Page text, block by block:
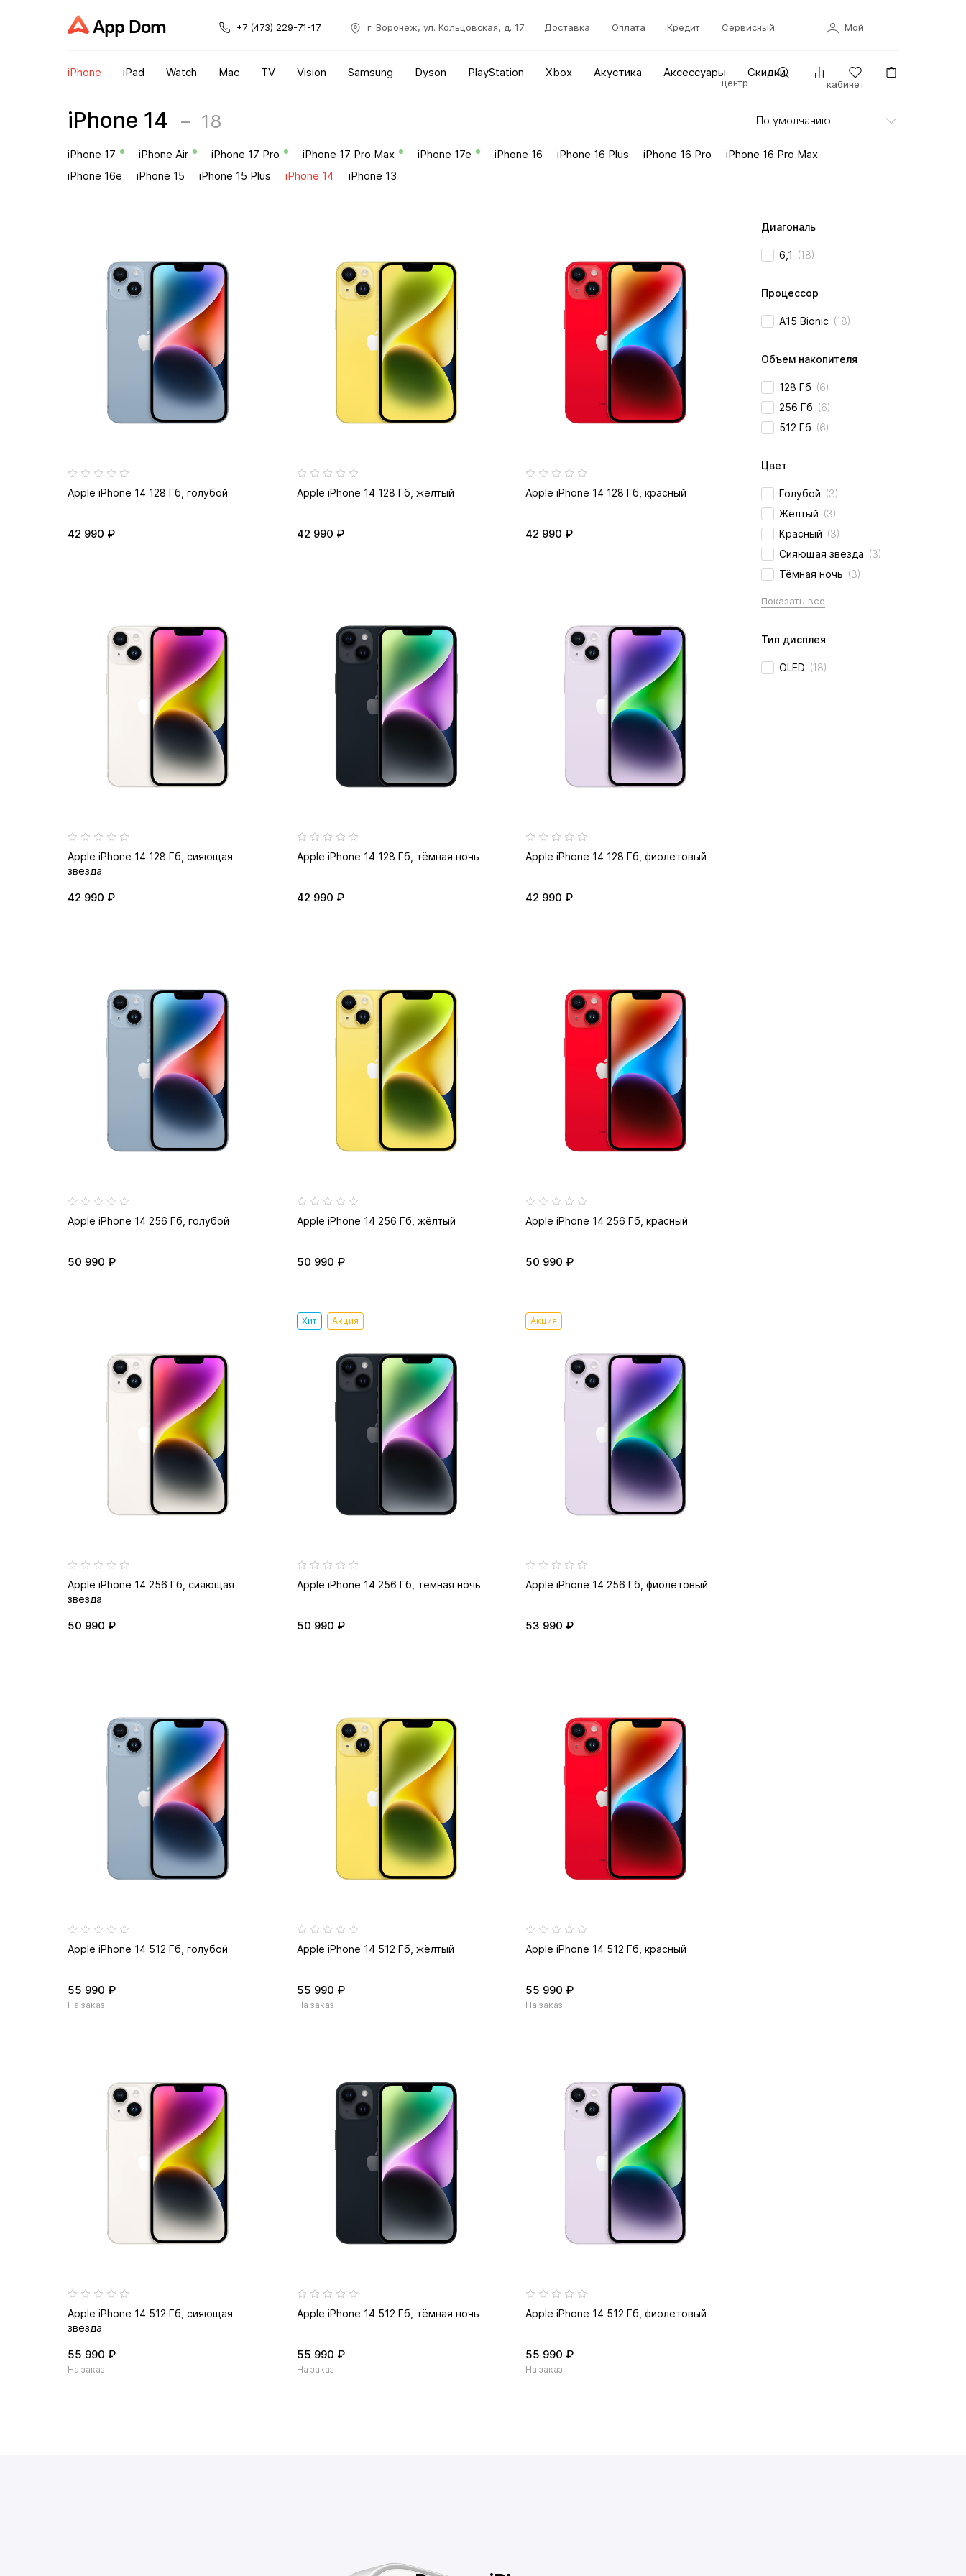
App Dom +7 (473) 229-71-17 г. Воронеж, ул. Кольцовская, д. 17 Доставка Оплата Кредит Сервисный
центр
Мой
кабинет
iPhone iPad Watch Mac TV Vision Samsung Dyson PlayStation Xbox Акустика Аксессуары Скидки
iPhone 14 18
iPhone 17 iPhone Air iPhone 17 Pro iPhone 17 Pro Max iPhone 17e iPhone 16 iPhone 16 Plus iPhone 16 Pro
iPhone 16 Pro Max
iPhone 16e
iPhone 15 iPhone 15 Plus iPhone 14 iPhone 13
Apple iPhone 14 128 Гб, голубой
42 990 ₽
Apple iPhone 14 128 Гб, жёлтый
42 990 ₽
Apple iPhone 14 128 Гб, красный
42 990 ₽
Apple iPhone 14 128 Гб, сияющая
звезда
42 990 ₽
Apple iPhone 14 128 Гб, тёмная ночь
42 990 ₽
Apple iPhone 14 128 Гб, фиолетовый
42 990 ₽
Apple iPhone 14 256 Гб, голубой
50 990 ₽
Apple iPhone 14 256 Гб, жёлтый
50 990 ₽
Apple iPhone 14 256 Гб, красный
50 990 ₽
Apple iPhone 14 256 Гб, сияющая
звезда
50 990 ₽
Хит Акция
Apple iPhone 14 256 Гб, тёмная ночь
50 990 ₽
Акция
Apple iPhone 14 256 Гб, фиолетовый
53 990 ₽
Apple iPhone 14 512 Гб, голубой
55 990 ₽
На заказ
Apple iPhone 14 512 Гб, жёлтый
55 990 ₽
На заказ
Apple iPhone 14 512 Гб, красный
55 990 ₽
На заказ
Apple iPhone 14 512 Гб, сияющая
звезда
55 990 ₽
На заказ
Apple iPhone 14 512 Гб, тёмная ночь
55 990 ₽
На заказ
Apple iPhone 14 512 Гб, фиолетовый
55 990 ₽
На заказ
Диагональ
6,1 (18)
Процессор
A15 Bionic (18)
Объем накопителя
128 Гб (6)
256 Гб (6)
512 Гб (6)
Цвет
Голубой (3)
Жёлтый (3)
Красный (3)
Сияющая звезда (3)
Тёмная ночь (3)
Показать все
Тип дисплея
OLED (18)